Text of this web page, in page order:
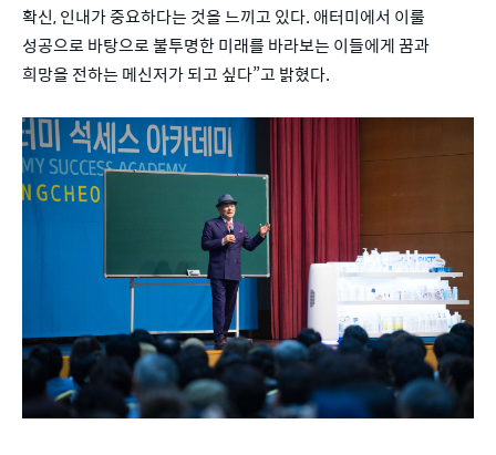
확신, 인내가 중요하다는 것을 느끼고 있다. 애터미에서 이룰
성공으로 바탕으로 불투명한 미래를 바라보는 이들에게 꿈과
희망을 전하는 메신저가 되고 싶다”고 밝혔다.